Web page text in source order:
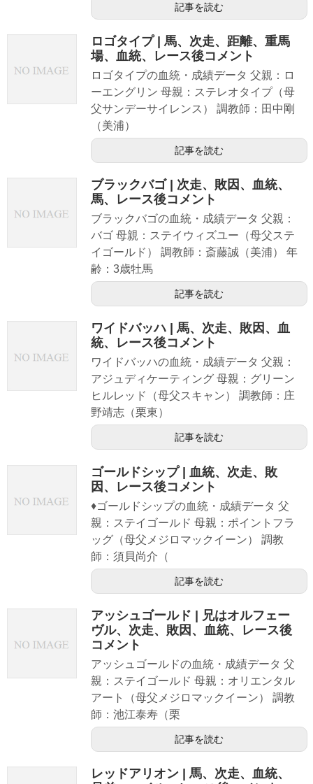
記事を読む
ロゴタイプ | 馬、次走、距離、重馬
場、血統、レース後コメント
ロゴタイプの血統・成績データ 父親：ロ
ーエングリン 母親：ステレオタイプ（母
父サンデーサイレンス） 調教師：田中剛
（美浦）
記事を読む
ブラックバゴ | 次走、敗因、血統、
馬、レース後コメント
ブラックバゴの血統・成績データ 父親：
バゴ 母親：ステイウィズユー（母父ステ
イゴールド） 調教師：斎藤誠（美浦） 年
齢：3歳牡馬
記事を読む
ワイドバッハ | 馬、次走、敗因、血
統、レース後コメント
ワイドバッハの血統・成績データ 父親：
アジュディケーティング 母親：グリーン
ヒルレッド（母父スキャン） 調教師：庄
野靖志（栗東）
記事を読む
ゴールドシップ | 血統、次走、敗
因、レース後コメント
♦ゴールドシップの血統・成績データ 父
親：ステイゴールド 母親：ポイントフラ
ッグ（母父メジロマックイーン） 調教
師：須貝尚介（
記事を読む
アッシュゴールド | 兄はオルフェー
ヴル、次走、敗因、血統、レース後
コメント
アッシュゴールドの血統・成績データ 父
親：ステイゴールド 母親：オリエンタル
アート（母父メジロマックイーン） 調教
師：池江泰寿（栗
記事を読む
レッドアリオン | 馬、次走、血統、